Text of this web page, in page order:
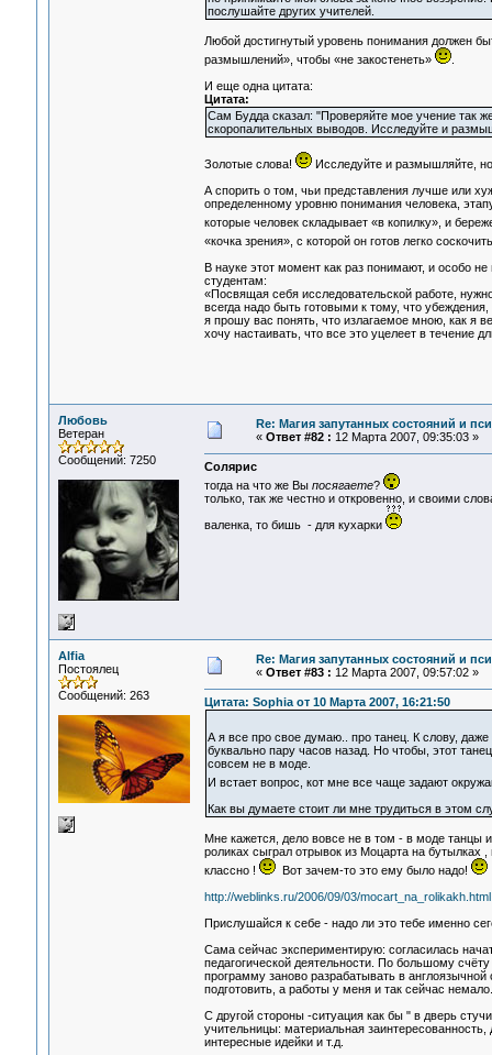
послушайте других учителей.
Любой достигнутый уровень понимания должен
размышлений», чтобы «не закостенеть»
.
И еще одна цитата:
Цитата:
Сам Будда сказал: "Проверяйте мое учение так
скоропалительных выводов. Исследуйте и
Золотые слова!
Исследуйте и размышляйте, но
А спорить о том, чьи представления лучше или
определенному уровню понимания человека,
которые человек складывает «в копилку», и
«кочка зрения», с которой он готов легко
В науке этот момент как раз понимают, и особо
студентам:
«Посвящая себя исследовательской работе,
всегда надо быть готовыми к тому, что
я прошу вас понять, что излагаемое мною, как я
хочу настаивать, что все это уцелеет в течение
Любовь
Ветеран
Сообщений: 7250
Re: Магия запутанных состояний и
« Ответ #82 : 12 Марта 2007, 09:35:03 »
Солярис
тогда на что же Вы посягаете?
только, так же честно и откровенно, и своими
валенка, то бишь - для кухарки
Alfia
Постоялец
Сообщений: 263
Re: Магия запутанных состояний и
« Ответ #83 : 12 Марта 2007, 09:57:02 »
Цитата: Sophia от 10 Марта 2007, 16:21:50
А я все про свое думаю.. про танец. К слову,
буквально пару часов назад. Но чтобы, этот
совсем не в моде.
И встает вопрос, кот мне все чаще задают
Как вы думаете стоит ли мне трудиться в этом
Мне кажется, дело вовсе не в том - в моде танцы
роликах сыграл отрывок из Моцарта на бутылках
классно !
Вот зачем-то это ему было надо!
http://weblinks.ru/2006/09/03/mocart_na_rolikakh.html
Прислушайся к себе - надо ли это тебе именно
Сама сейчас экспериментирую: согласилась
педагогической деятельности. По большому
программу заново разрабатывать в
подготовить, а работы у меня и так сейчас немало.
С другой стороны -ситуация как бы " в дверь
учительницы: материальная
интересные идейки и т.д.